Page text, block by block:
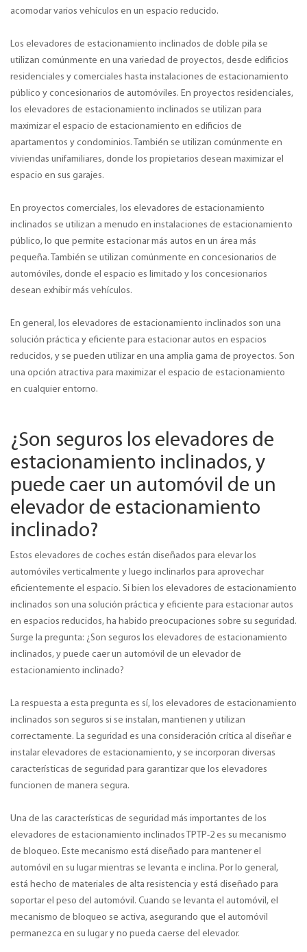
acomodar varios vehículos en un espacio reducido.
Los elevadores de estacionamiento inclinados de doble pila se
utilizan comúnmente en una variedad de proyectos, desde edificios
residenciales y comerciales hasta instalaciones de estacionamiento
público y concesionarios de automóviles. En proyectos residenciales,
los elevadores de estacionamiento inclinados se utilizan para
maximizar el espacio de estacionamiento en edificios de
apartamentos y condominios. También se utilizan comúnmente en
viviendas unifamiliares, donde los propietarios desean maximizar el
espacio en sus garajes.
En proyectos comerciales, los elevadores de estacionamiento
inclinados se utilizan a menudo en instalaciones de estacionamiento
público, lo que permite estacionar más autos en un área más
pequeña. También se utilizan comúnmente en concesionarios de
automóviles, donde el espacio es limitado y los concesionarios
desean exhibir más vehículos.
En general, los elevadores de estacionamiento inclinados son una
solución práctica y eficiente para estacionar autos en espacios
reducidos, y se pueden utilizar en una amplia gama de proyectos. Son
una opción atractiva para maximizar el espacio de estacionamiento
en cualquier entorno.
¿Son seguros los elevadores de
estacionamiento inclinados, y
puede caer un automóvil de un
elevador de estacionamiento
inclinado?
Estos elevadores de coches están diseñados para elevar los
automóviles verticalmente y luego inclinarlos para aprovechar
eficientemente el espacio. Si bien los elevadores de estacionamiento
inclinados son una solución práctica y eficiente para estacionar autos
en espacios reducidos, ha habido preocupaciones sobre su seguridad.
Surge la pregunta: ¿Son seguros los elevadores de estacionamiento
inclinados, y puede caer un automóvil de un elevador de
estacionamiento inclinado?
La respuesta a esta pregunta es sí, los elevadores de estacionamiento
inclinados son seguros si se instalan, mantienen y utilizan
correctamente. La seguridad es una consideración crítica al diseñar e
instalar elevadores de estacionamiento, y se incorporan diversas
características de seguridad para garantizar que los elevadores
funcionen de manera segura.
Una de las características de seguridad más importantes de los
elevadores de estacionamiento inclinados TPTP-2 es su mecanismo
de bloqueo. Este mecanismo está diseñado para mantener el
automóvil en su lugar mientras se levanta e inclina. Por lo general,
está hecho de materiales de alta resistencia y está diseñado para
soportar el peso del automóvil. Cuando se levanta el automóvil, el
mecanismo de bloqueo se activa, asegurando que el automóvil
permanezca en su lugar y no pueda caerse del elevador.